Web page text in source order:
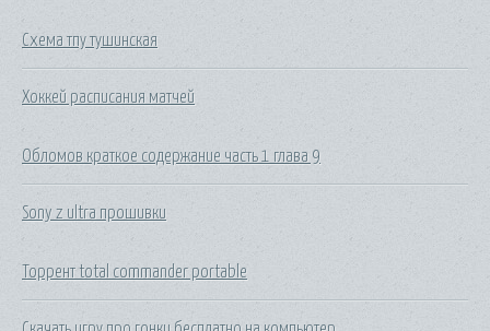
Схема тпу тушинская
Хоккей расписания матчей
Обломов краткое содержание часть 1 глава 9
Sony z ultra прошивки
Торрент total commander portable